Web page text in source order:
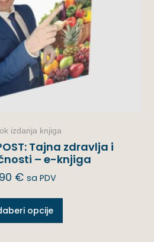
izdanja knjiga
Tajna zdravlja i
– e-knjiga
€ sa PDV
opcije